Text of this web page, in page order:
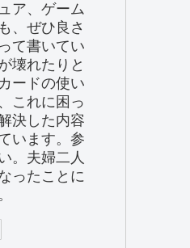
ア、ゲーム
、ぜひ良さ
て書いてい
壊れたりと
ードの使い
これに困っ
決した内容
います。参
。夫婦二人
ったことに